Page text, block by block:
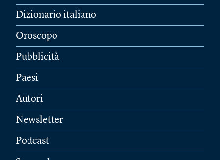
Dizionario italiano
Oroscopo
Pubblicità
Paesi
Autori
Newsletter
Podcast